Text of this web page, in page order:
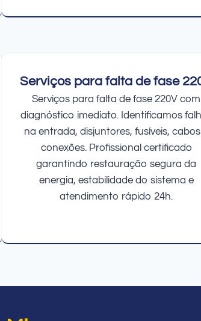
Serviços para falta de fase
Serviços para falta de fase 220V com
diagnóstico imediato. Identificamos
na entrada, disjuntores, fusíveis,
conexões. Profissional certificado
garantindo restauração segura da
energia, estabilidade do sistema e
atendimento rápido 24h.